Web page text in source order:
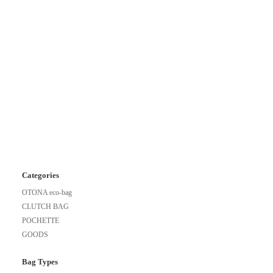
Categories
OTONA eco-bag
CLUTCH BAG
POCHETTE
GOODS
Bag Types